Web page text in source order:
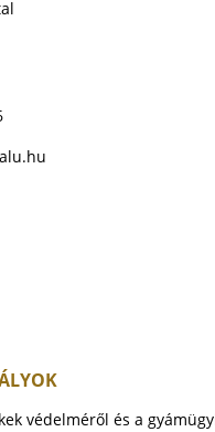
védelméről és a